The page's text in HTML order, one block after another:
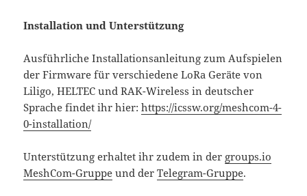
Installation und Unterstützung
Ausführliche Installationsanleitung zum Aufspielen
der Firmware für verschiedene LoRa Geräte von
Liligo, HELTEC und RAK-Wireless in deutscher
Sprache findet ihr hier:https://icssw.org/meshcom-4-
0-installation/
Unterstützung erhaltet ihr zudem in der groups.io
MeshCom-Gruppe und derTelegram-Gruppe.